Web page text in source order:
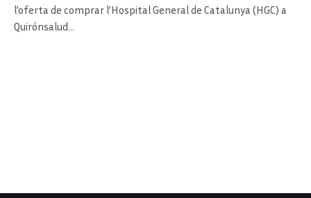
l’oferta de comprar l’Hospital General de Catalunya (HGC) a
Quirónsalud…